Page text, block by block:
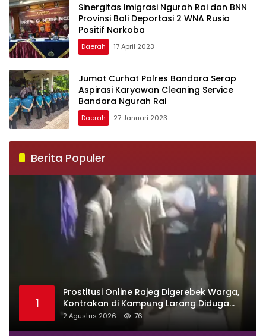
Sinergitas Imigrasi Ngurah Rai dan BNN
Provinsi Bali Deportasi 2 WNA Rusia
Positif Narkoba
Daerah 17 April 2023
Jumat Curhat Polres Bandara Serap
Aspirasi Karyawan Cleaning Service
Bandara Ngurah Rai
Daerah 27 Januari 2023
Berita Populer
1
Prostitusi Online Rajeg Digerebek Warga,
Kontrakan di Kampung Larang Diduga
Jadi Sarang Maksiat
2 Agustus 2026 76